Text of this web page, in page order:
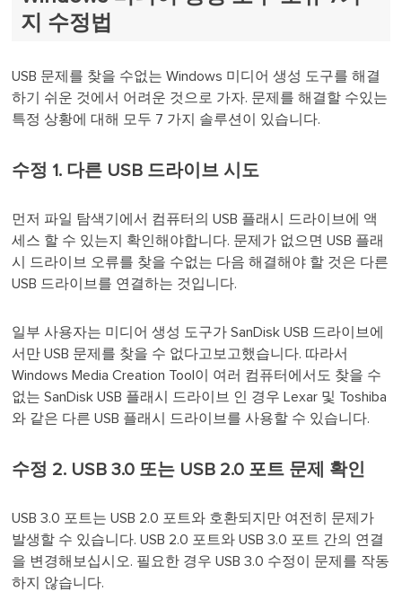
지 수정법
USB 문제를 찾을 수없는 Windows 미디어 생성 도구를 해결
하기 쉬운 것에서 어려운 것으로 가자. 문제를 해결할 수있는
특정 상황에 대해 모두 7 가지 솔루션이 있습니다.
수정 1. 다른 USB 드라이브 시도
먼저 파일 탐색기에서 컴퓨터의 USB 플래시 드라이브에 액
세스 할 수 있는지 확인해야합니다. 문제가 없으면 USB 플래
시 드라이브 오류를 찾을 수없는 다음 해결해야 할 것은 다른
USB 드라이브를 연결하는 것입니다.
일부 사용자는 미디어 생성 도구가 SanDisk USB 드라이브에
서만 USB 문제를 찾을 수 없다고보고했습니다. 따라서
Windows Media Creation Tool이 여러 컴퓨터에서도 찾을 수
없는 SanDisk USB 플래시 드라이브 인 경우 Lexar 및 Toshiba
와 같은 다른 USB 플래시 드라이브를 사용할 수 있습니다.
수정 2. USB 3.0 또는 USB 2.0 포트 문제 확인
USB 3.0 포트는 USB 2.0 포트와 호환되지만 여전히 문제가
발생할 수 있습니다. USB 2.0 포트와 USB 3.0 포트 간의 연결
을 변경해보십시오. 필요한 경우 USB 3.0 수정이 문제를 작동
하지 않습니다.